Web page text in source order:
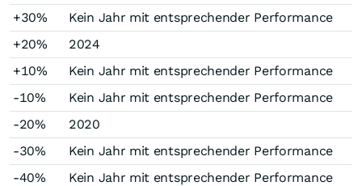
+30%
Kein Jahr mit entsprechender Performance
+20%
2024
+10%
Kein Jahr mit entsprechender Performance
-10%
Kein Jahr mit entsprechender Performance
-20%
2020
-30%
Kein Jahr mit entsprechender Performance
-40%
Kein Jahr mit entsprechender Performance